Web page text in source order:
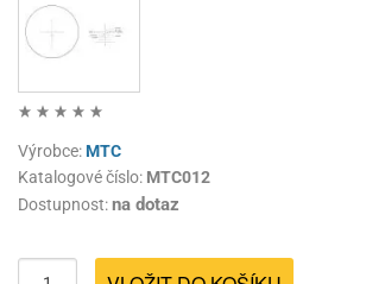
Výrobce:MTC
Katalogové číslo: MTC012
Dostupnost:na dotaz